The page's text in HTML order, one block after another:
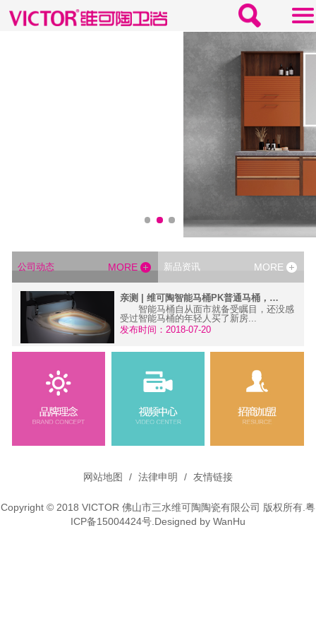
MORE
公司动态 MORE
新品资讯
亲测 | 维可陶智能马桶PK普通马桶，孰更胜一筹？
智能马桶自从面市就备受瞩目，还没感
受过智能马桶的年轻人买了新房...
发布时间：2018-07-20
维可陶微铅龙头---环保·健康
染，人们越来越关注外在环境为健...
发布时间：2015-11-30
网站地图 / 法律申明 / 友情链接
Copyright © 2018 VICTOR 佛山市三水维可陶陶瓷有限公司 版权所有. 粤
ICP备15004424号 .Designed by WanHu